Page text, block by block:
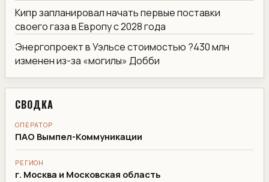
Кипр запланировал начать первые поставки
своего газа в Европу с 2028 года
Энергопроект в Уэльсе стоимостью ?430 млн
изменен из-за «могилы» Добби
СВОДКА
ОПЕРАТОР
ПАО Вымпел-Коммуникации
РЕГИОН
г. Москва и Московская область